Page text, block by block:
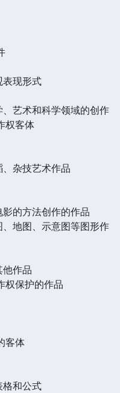
表现形式
艺术和科学领域的创作
权客体
杂技艺术作品
的方法创作的作品
地图、示意图等图形作
作品
权保护的作品
客体
格和公式